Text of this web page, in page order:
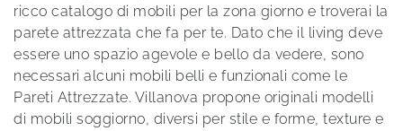
ricco catalogo di mobili per la zona giorno e troverai la
parete attrezzata che fa per te. Dato che il living deve
essere uno spazio agevole e bello da vedere, sono
necessari alcuni mobili belli e funzionali come le
Pareti Attrezzate. Villanova propone originali modelli
di mobili soggiorno, diversi per stile e forme, texture e